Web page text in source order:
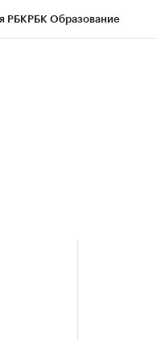
РБКРБК Образование